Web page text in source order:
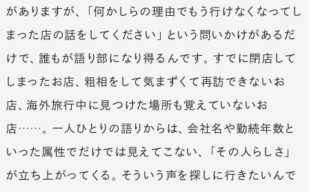
がありますが、「何かしらの理由でもう行けなくなってし
まった店の話をしてください」という問いかけがあるだ
けで、誰もが語り部になり得るんです。すでに閉店して
しまったお店、粗相をして気まずくて再訪できないお
店、海外旅行中に見つけた場所も覚えていないお
店……。一人ひとりの語りからは、会社名や勤続年数と
いった属性でだけでは見えてこない、「その人らしさ」
が立ち上がってくる。そういう声を探しに行きたいんで